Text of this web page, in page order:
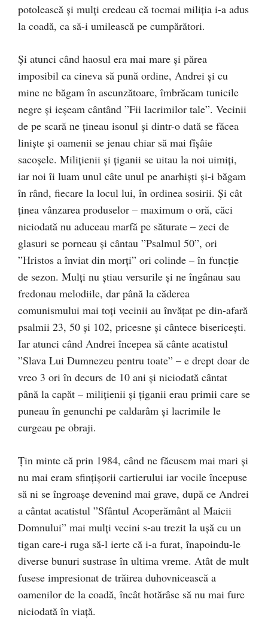
potolească şi mulţi credeau că tocmai miliţia i-a adus
la coadă, ca să-i umilească pe cumpărători.
Şi atunci când haosul era mai mare şi părea
imposibil ca cineva să pună ordine, Andrei şi cu
mine ne băgam în ascunzătoare, îmbrăcam tunicile
negre şi ieşeam cântând ”Fii lacrimilor tale”. Vecinii
de pe scară ne ţineau isonul şi dintr-o dată se făcea
linişte şi oamenii se jenau chiar să mai fîşâie
sacoşele. Miliţienii şi ţiganii se uitau la noi uimiţi,
iar noi îi luam unul câte unul pe anarhişti şi-i băgam
în rând, fiecare la locul lui, în ordinea sosirii. Şi cât
ţinea vânzarea produselor – maximum o oră, căci
niciodată nu aduceau marfă pe săturate – zeci de
glasuri se porneau şi cântau ”Psalmul 50”, ori
”Hristos a înviat din morţi” ori colinde – în funcţie
de sezon. Mulţi nu ştiau versurile şi ne îngânau sau
fredonau melodiile, dar până la căderea
comunismului mai toţi vecinii au învăţat pe din-afară
psalmii 23, 50 şi 102, pricesne şi cântece bisericeşti.
Iar atunci când Andrei începea să cânte acatistul
”Slava Lui Dumnezeu pentru toate” – e drept doar de
vreo 3 ori în decurs de 10 ani şi niciodată cântat
până la capăt – miliţienii şi ţiganii erau primii care se
puneau în genunchi pe caldarâm şi lacrimile le
curgeau pe obraji.
Ţin minte că prin 1984, când ne făcusem mai mari şi
nu mai eram sfinţişorii cartierului iar vocile începuse
să ni se îngroaşe devenind mai grave, după ce Andrei
a cântat acatistul ”Sfântul Acoperământ al Maicii
Domnului” mai mulţi vecini s-au trezit la uşă cu un
tigan care-i ruga să-l ierte că i-a furat, înapoindu-le
diverse bunuri sustrase în ultima vreme. Atât de mult
fusese impresionat de trăirea duhovnicească a
oamenilor de la coadă, încât hotărâse să nu mai fure
niciodată în viaţă.